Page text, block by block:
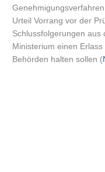
Urteil Vorrang vor der
Schlussfolgerungen aus
Ministerium einen
Behörden halten sollen (